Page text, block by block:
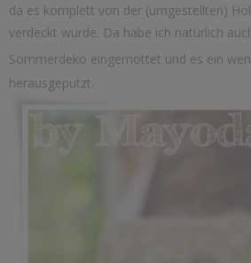
da es komplett von der (umgestellten)
verdeckt wurde. Da habe ich natürlich
Sommerdeko eingemottet und es ein
herausgeputzt.